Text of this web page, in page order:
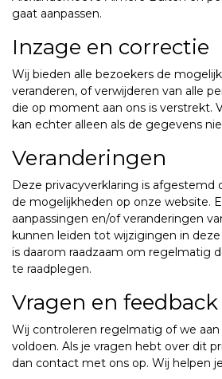
gaat aanpassen.
Inzage en correctie
Wij bieden alle bezoekers de
veranderen, of verwijderen van alle
die op moment aan ons is verstrekt.
kan echter alleen als de gegevens
Veranderingen
Deze privacyverklaring is afgestemd
de mogelijkheden op onze website.
aanpassingen en/of veranderingen
kunnen leiden tot wijzigingen in
is daarom raadzaam om regelmatig
te raadplegen.
Vragen en feedback
Wij controleren regelmatig of we aan
voldoen. Als je vragen hebt over dit
dan contact met ons op. Wij helpen